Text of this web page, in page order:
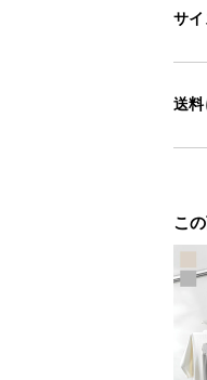
サ
送
こ